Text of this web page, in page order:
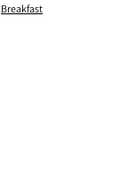
Breakfast